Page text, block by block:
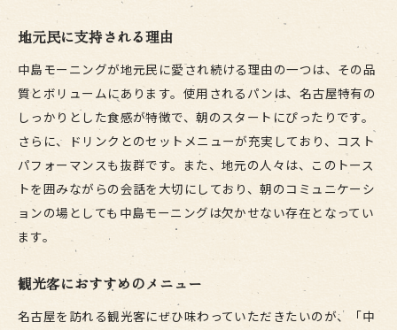
地元民に支持される理由
中島モーニングが地元民に愛され続ける理由の一つは、その品
質とボリュームにあります。使用されるパンは、名古屋特有の
しっかりとした食感が特徴で、朝のスタートにぴったりです。
さらに、ドリンクとのセットメニューが充実しており、コスト
パフォーマンスも抜群です。また、地元の人々は、このトース
トを囲みながらの会話を大切にしており、朝のコミュニケーシ
ョンの場としても中島モーニングは欠かせない存在となってい
ます。
観光客におすすめのメニュー
名古屋を訪れる観光客にぜひ味わっていただきたいのが、「中